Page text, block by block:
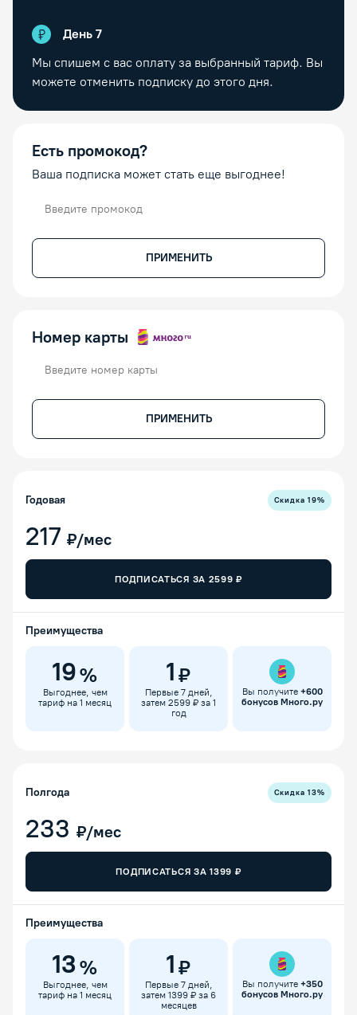
День 7
Мы спишем с вас оплату за выбранный тариф. Вы
можете отменить подписку до этого дня.
Есть промокод?
Ваша подписка может стать еще выгоднее!
ПРИМЕНИТЬ
Номер карты
ПРИМЕНИТЬ
Годовая Скидка19%
217 ₽/мес
ПОДПИСАТЬСЯ ЗА 2599 ₽
Преимущества
19%
Выгоднее, чем
тариф на 1 месяц
1 ₽
Первые 7 дней,
затем 2599 ₽ за 1
год
Вы получите +600
бонусов Много.ру
Полгода Скидка13%
233 ₽/мес
ПОДПИСАТЬСЯ ЗА1399 ₽
Преимущества
13 %
Выгоднее, чем
тариф на 1 месяц
1 ₽
Первые 7 дней,
затем 1399 ₽ за 6
месяцев
Вы получите +350
бонусов Много.ру